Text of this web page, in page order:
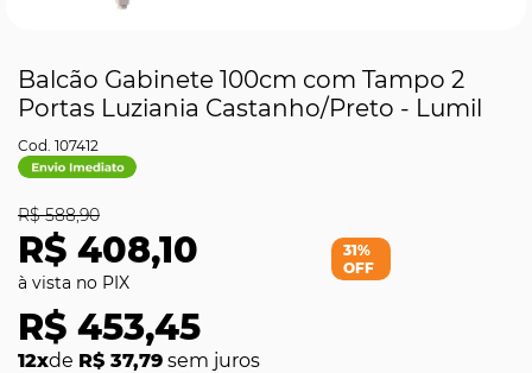
Balcão Gabinete 100cm com Tampo 2
Portas Luziania Castanho/Preto - Lumil
107412
R$ 408,10
R$ 588,90
R$ 453,45
12xde R$ 37,79 sem juros
31%
OFF